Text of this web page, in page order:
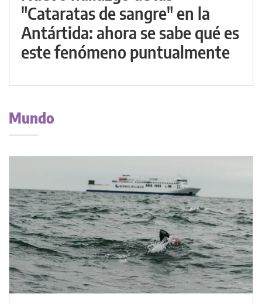
"Cataratas de sangre" en la
Antártida: ahora se sabe qué es
este fenómeno puntualmente
Mundo